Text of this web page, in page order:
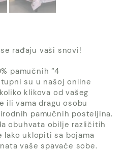
rađaju vaši snovi!
pamučnih “4
su u našoj online
klikova od vašeg
ili vama dragu osobu
pamučnih posteljina.
obuhvata obilje različitih
uklopiti sa bojama
vaše spavaće sobe.